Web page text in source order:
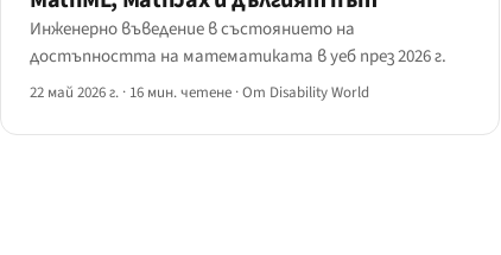
Инженерно въведение в състоянието на
достъпността на математиката в уеб през 2026 г.
22 май 2026 г. · 16 мин. четене ·От Disability World